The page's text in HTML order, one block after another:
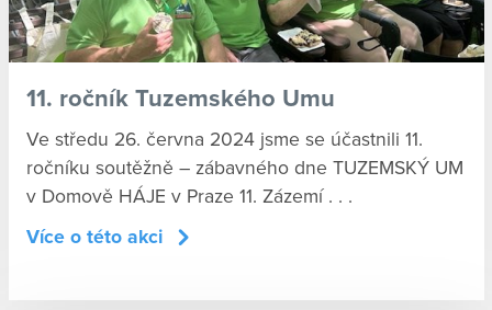
11. ročník Tuzemského Umu
Ve středu 26. června 2024 jsme se účastnili 11.
ročníku soutěžně – zábavného dne TUZEMSKÝ UM
v Domově HÁJE v Praze 11. Zázemí . . .
Více o této akci